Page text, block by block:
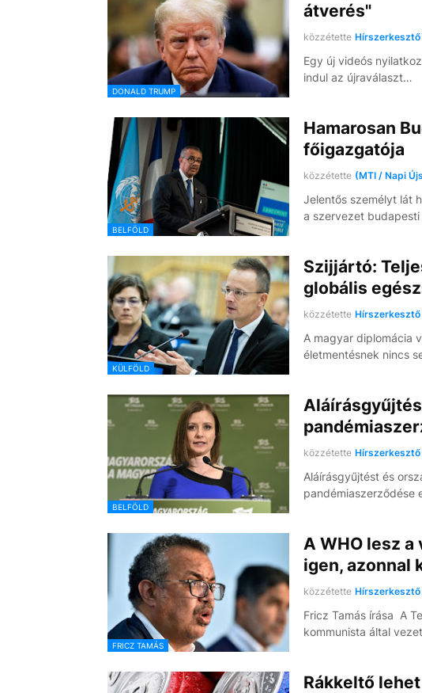
DONALD TRUMP
átverés"
közzétette Hírszerkesztő
Egy új videós
indul az újraválaszt…
BELFÖLD
Hamarosan
főigazgatója
közzétette (MTI / Napi
Jelentős személyt lát
a szervezet
KÜLFÖLD
Szijjártó:
globális
közzétette Hírszerkesztő
A magyar diplomácia
életmentésnek nincs
BELFÖLD
közzétette Hírszerkesztő
Aláírásgyűjtést és
pandémiaszerződése
FRICZ TAMÁS
A WHO lesz
igen, azonnal
közzétette Hírszerkesztő
Fricz Tamás írása A
kommunista által
Rákkeltő